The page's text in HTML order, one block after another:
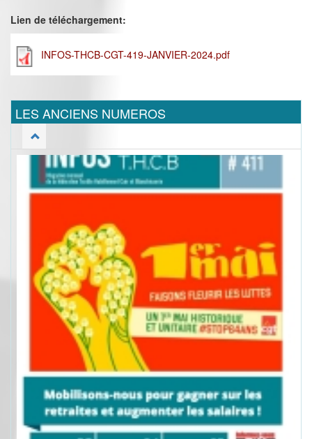
Lien de téléchargement:
INFOS-THCB-CGT-419-JANVIER-2024.pdf
LES ANCIENS NUMEROS